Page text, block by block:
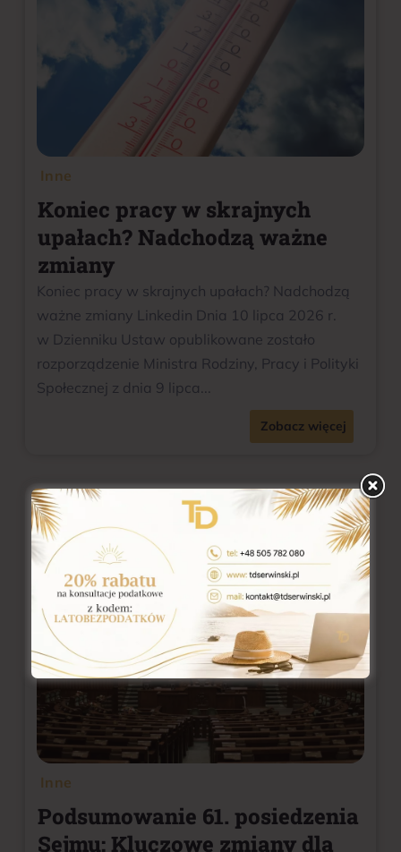
Inne
Koniec pracy w skrajnych
upałach? Nadchodzą ważne
zmiany
Koniec pracy w skrajnych upałach? Nadchodzą
ważne zmiany Linkedin Dnia 10 lipca 2026 r.
w Dzienniku Ustaw opublikowane zostało
rozporządzenie Ministra Rodziny, Pracy i Polityki
Społecznej z dnia 9 lipca...
Zobacz więcej
Inne
Podsumowanie 61. posiedzenia
Sejmu: Kluczowe zmiany dla